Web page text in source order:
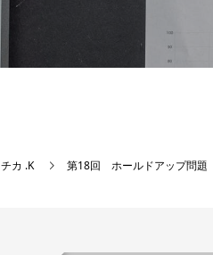
チカ .K 第18回 ホールドアップ問